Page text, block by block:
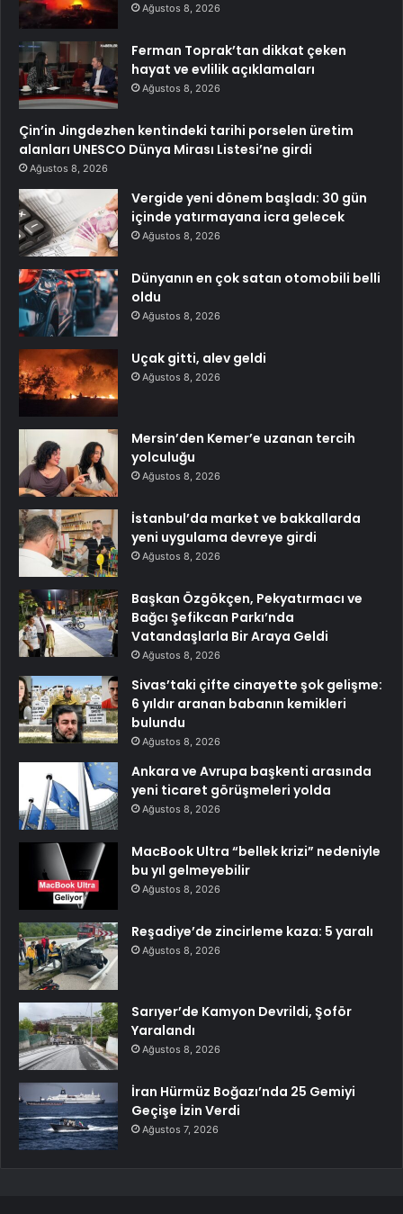
Ağustos 8, 2026
Ferman Toprak’tan dikkat çeken
hayat ve evlilik açıklamaları
Ağustos 8, 2026
Çin’in Jingdezhen kentindeki tarihi porselen üretim
alanları UNESCO Dünya Mirası Listesi’ne girdi
Ağustos 8, 2026
Vergide yeni dönem başladı: 30 gün
içinde yatırmayana icra gelecek
Ağustos 8, 2026
Dünyanın en çok satan otomobili belli
oldu
Ağustos 8, 2026
Uçak gitti, alev geldi
Ağustos 8, 2026
Mersin’den Kemer’e uzanan tercih
yolculuğu
Ağustos 8, 2026
İstanbul’da market ve bakkallarda
yeni uygulama devreye girdi
Ağustos 8, 2026
Başkan Özgökçen, Pekyatırmacı ve
Bağcı Şefikcan Parkı’nda
Vatandaşlarla Bir Araya Geldi
Ağustos 8, 2026
Sivas’taki çifte cinayette şok gelişme:
6 yıldır aranan babanın kemikleri
bulundu
Ağustos 8, 2026
Ankara ve Avrupa başkenti arasında
yeni ticaret görüşmeleri yolda
Ağustos 8, 2026
MacBook Ultra “bellek krizi” nedeniyle
bu yıl gelmeyebilir
Ağustos 8, 2026
Reşadiye’de zincirleme kaza: 5 yaralı
Ağustos 8, 2026
Sarıyer’de Kamyon Devrildi, Şoför
Yaralandı
Ağustos 8, 2026
İran Hürmüz Boğazı’nda 25 Gemiyi
Geçişe İzin Verdi
Ağustos 7, 2026